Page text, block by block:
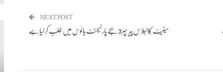
NEXT POST
سینیٹ کااجلاس پیر پہر 3 بجے پارلیمنٹ ہائوس میں طلب کر لیا ہے